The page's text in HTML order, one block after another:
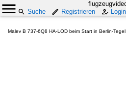
Suche
Registrieren Login
Malev B 737-6Q8 HA-LOD beim Start in Berlin-